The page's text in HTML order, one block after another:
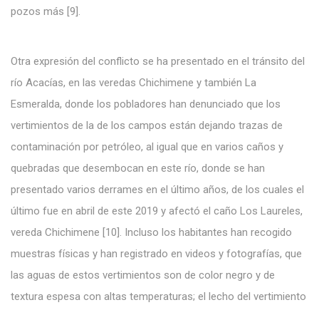
pozos más [9].
Otra expresión del conflicto se ha presentado en el tránsito del
río Acacías, en las veredas Chichimene y también La
Esmeralda, donde los pobladores han denunciado que los
vertimientos de la de los campos están dejando trazas de
contaminación por petróleo, al igual que en varios caños y
quebradas que desembocan en este río, donde se han
presentado varios derrames en el último años, de los cuales el
último fue en abril de este 2019 y afectó el caño Los Laureles,
vereda Chichimene [10]. Incluso los habitantes han recogido
muestras físicas y han registrado en videos y fotografías, que
las aguas de estos vertimientos son de color negro y de
textura espesa con altas temperaturas; el lecho del vertimiento